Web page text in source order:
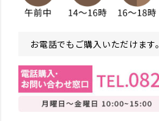
お電話でもご購入いただけます。